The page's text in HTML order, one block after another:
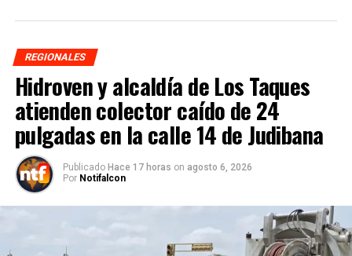
REGIONALES
Hidroven y alcaldía de Los Taques
atienden colector caído de 24
pulgadas en la calle 14 de Judibana
Publicado Hace 17 horas on agosto 6, 2026
Por Notifalcon